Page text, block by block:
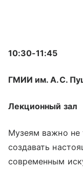
10:30-11:45
ГМИИ им. А.С.
Лекционный зал
Музеям важно не
создавать
современным